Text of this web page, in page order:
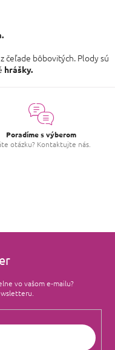
čeľade bôbovitých. Plody sú
hrášky.
Poradíme s výberom
otázku? Kontaktujte nás.
vo vašom e‑mailu?